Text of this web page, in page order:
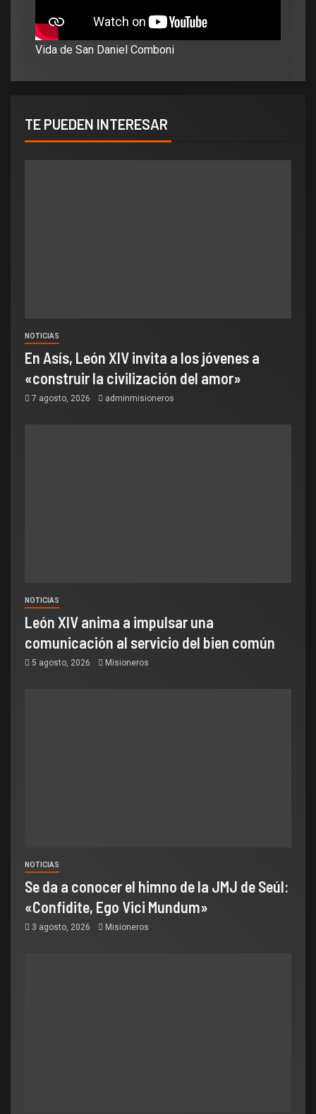
Vida de San Daniel Comboni
TE PUEDEN INTERESAR
NOTICIAS
En Asís, León XIV invita a los jóvenes a
«construir la civilización del amor»
7 agosto, 2026 adminmisioneros
NOTICIAS
León XIV anima a impulsar una
comunicación al servicio del bien común
5 agosto, 2026 Misioneros
NOTICIAS
Se da a conocer el himno de la JMJ de Seúl:
«Confidite, Ego Vici Mundum»
3 agosto, 2026 Misioneros